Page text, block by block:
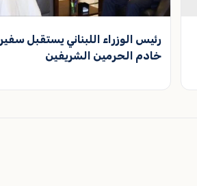
رئيس الوزراء اللبناني يستقبل سفير
خادم الحرمين الشريفين